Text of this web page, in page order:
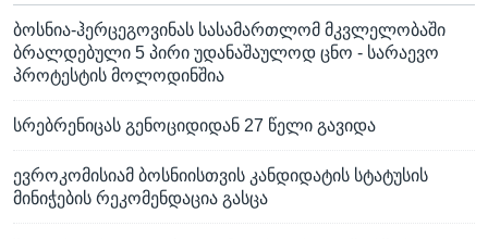
ბოსნია-ჰერცეგოვინას სასამართლომ მკვლელობაში
ბრალდებული 5 პირი უდანაშაულოდ ცნო - სარაევო
პროტესტის მოლოდინშია
სრებრენიცას გენოციდიდან 27 წელი გავიდა
ევროკომისიამ ბოსნიისთვის კანდიდატის სტატუსის
მინიჭების რეკომენდაცია გასცა